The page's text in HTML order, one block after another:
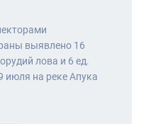
выявлено 16
лова и 6 ед.
июля на реке Апука